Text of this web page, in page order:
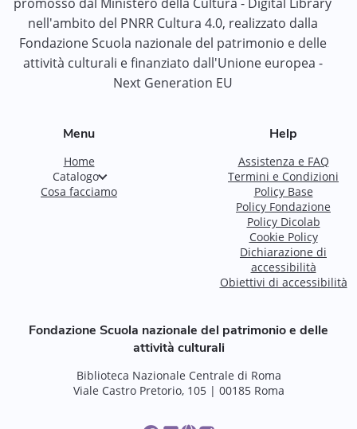
nell'ambito del PNRR Cultura 4.0, realizzato dalla
Fondazione Scuola nazionale del patrimonio e delle
attività culturali e finanziato dall'Unione europea -
Next Generation EU
Menu
Home
Catalogo
Cosa facciamo
Help
Assistenza e FAQ
Termini e Condizioni
Policy Base
Policy Fondazione
Policy Dicolab
Cookie Policy
Dichiarazione di
accessibilità
Obiettivi di accessibilità
Fondazione Scuola nazionale del patrimonio e delle
attività culturali
Biblioteca Nazionale Centrale di Roma
Viale Castro Pretorio, 105 | 00185 Roma